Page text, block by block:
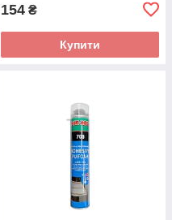
154 ₴
Купити